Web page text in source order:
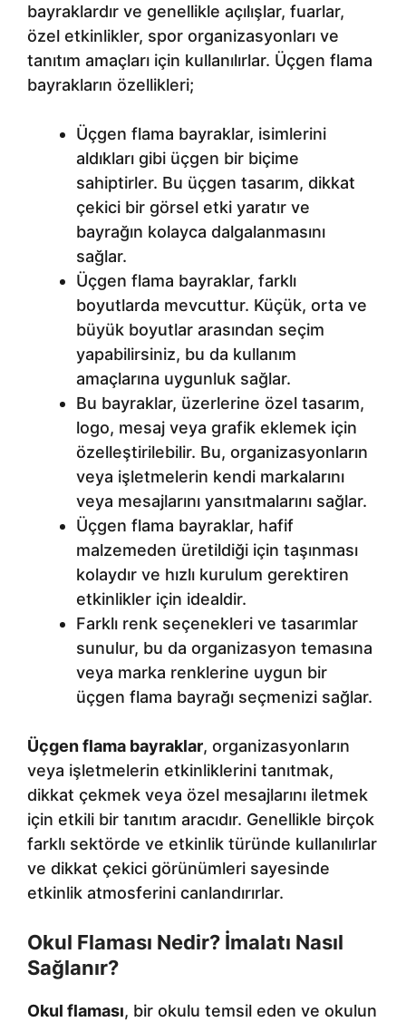
bayraklardır ve genellikle açılışlar, fuarlar,
özel etkinlikler, spor organizasyonları ve
tanıtım amaçları için kullanılırlar. Üçgen flama
bayrakların özellikleri;
Üçgen flama bayraklar, isimlerini
aldıkları gibi üçgen bir biçime
sahiptirler. Bu üçgen tasarım, dikkat
çekici bir görsel etki yaratır ve
bayrağın kolayca dalgalanmasını
sağlar.
Üçgen flama bayraklar, farklı
boyutlarda mevcuttur. Küçük, orta ve
büyük boyutlar arasından seçim
yapabilirsiniz, bu da kullanım
amaçlarına uygunluk sağlar.
Bu bayraklar, üzerlerine özel tasarım,
logo, mesaj veya grafik eklemek için
özelleştirilebilir. Bu, organizasyonların
veya işletmelerin kendi markalarını
veya mesajlarını yansıtmalarını sağlar.
Üçgen flama bayraklar, hafif
malzemeden üretildiği için taşınması
kolaydır ve hızlı kurulum gerektiren
etkinlikler için idealdir.
Farklı renk seçenekleri ve tasarımlar
sunulur, bu da organizasyon temasına
veya marka renklerine uygun bir
üçgen flama bayrağı seçmenizi sağlar.
Üçgen flama bayraklar, organizasyonların
veya işletmelerin etkinliklerini tanıtmak,
dikkat çekmek veya özel mesajlarını iletmek
için etkili bir tanıtım aracıdır. Genellikle birçok
farklı sektörde ve etkinlik türünde kullanılırlar
ve dikkat çekici görünümleri sayesinde
etkinlik atmosferini canlandırırlar.
Okul Flaması Nedir? İmalatı Nasıl
Sağlanır?
Okul flaması, bir okulu temsil eden ve okulun